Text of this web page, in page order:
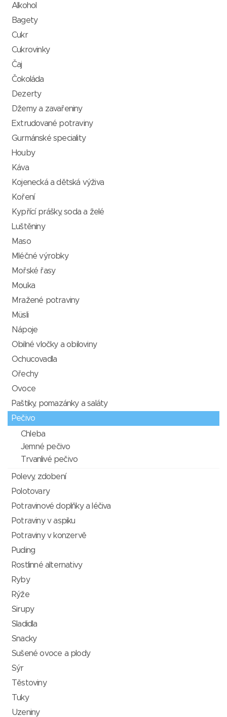
Alkohol
Bagety
Cukr
Cukrovinky
Čaj
Čokoláda
Dezerty
Džemy a zavařeniny
Extrudované potraviny
Gurmánské speciality
Houby
Káva
Kojenecká a dětská výživa
Koření
Kypřící prášky, soda a želé
Luštěniny
Maso
Mléčné výrobky
Mořské řasy
Mouka
Mražené potraviny
Müsli
Nápoje
Obilné vločky a obiloviny
Ochucovadla
Ořechy
Ovoce
Paštiky, pomazánky a saláty
Pečivo
Chleba
Jemné pečivo
Trvanlivé pečivo
Polevy, zdobení
Polotovary
Potravinové doplňky a léčiva
Potraviny v aspiku
Potraviny v konzervě
Puding
Rostlinné alternativy
Ryby
Rýže
Sirupy
Sladidla
Snacky
Sušené ovoce a plody
Sýr
Těstoviny
Tuky
Uzeniny